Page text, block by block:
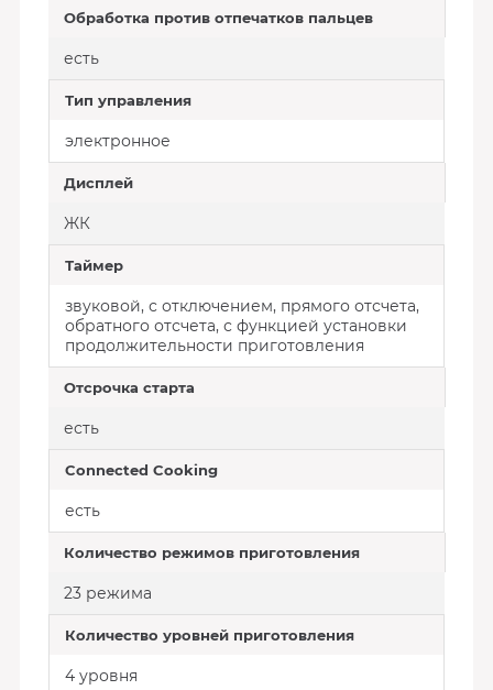
Обработка против отпечатков пальцев
есть
Тип управления
электронное
Дисплей
ЖК
Таймер
звуковой, с отключением, прямого отсчета,
обратного отсчета, с функцией установки
продолжительности приготовления
Отсрочка старта
есть
Connected Cooking
есть
Количество режимов приготовления
23 режима
Количество уровней приготовления
4 уровня